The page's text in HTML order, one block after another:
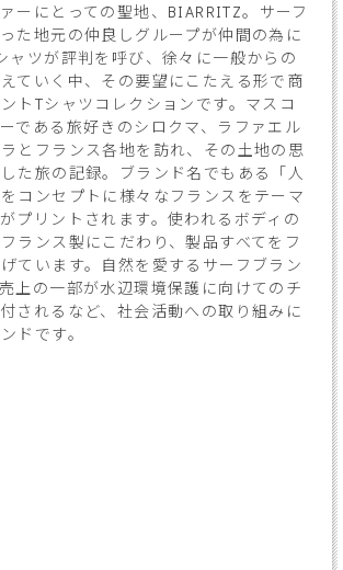
ーにとっての聖地、BIARRITZ。サーフ
た地元の仲良しグループが仲間の為に
ャツが評判を呼び、徐々に一般からの
ていく中、その要望にこたえる形で商
トTシャツコレクションです。マスコ
である旅好きのシロクマ、ラファエル
とフランス各地を訪れ、その土地の思
た旅の記録。ブランド名でもある「人
コンセプトに様々なフランスをテーマ
プリントされます。使われるボディの
ランス製にこだわり、製品すべてをフ
ています。自然を愛するサーフブラン
上の一部が水辺環境保護に向けてのチ
されるなど、社会活動への取り組みに
ドです。